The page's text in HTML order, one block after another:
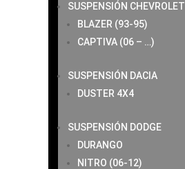
SUSPENSIÓN CHEVROLET
BLAZER (93-95)
CAPTIVA (06 – …)
SUSPENSIÓN DACIA
DUSTER 4X4
SUSPENSIÓN DODGE
DURANGO
NITRO (06-12)